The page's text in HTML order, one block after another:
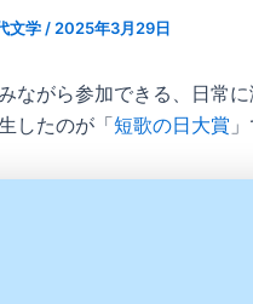
文学 / 2025年3月29日
みながら参加できる、日常
したのが「短歌の日大賞